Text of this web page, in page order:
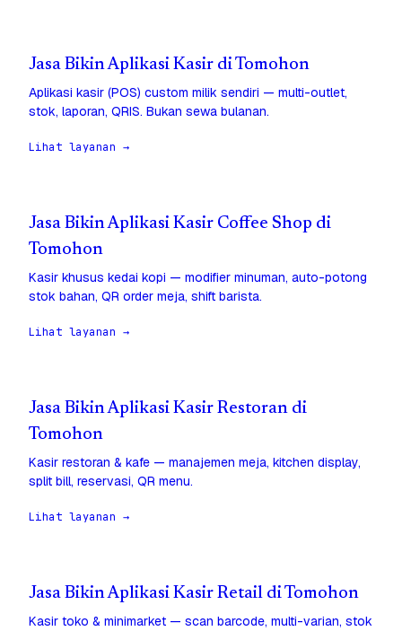
Jasa Bikin Aplikasi Kasir di Tomohon
Aplikasi kasir (POS) custom milik sendiri — multi-outlet,
stok, laporan, QRIS. Bukan sewa bulanan.
Lihat layanan →
Jasa Bikin Aplikasi Kasir Coffee Shop di
Tomohon
Kasir khusus kedai kopi — modifier minuman, auto-potong
stok bahan, QR order meja, shift barista.
Lihat layanan →
Jasa Bikin Aplikasi Kasir Restoran di
Tomohon
Kasir restoran & kafe — manajemen meja, kitchen display,
split bill, reservasi, QR menu.
Lihat layanan →
Jasa Bikin Aplikasi Kasir Retail di Tomohon
Kasir toko & minimarket — scan barcode, multi-varian, stok